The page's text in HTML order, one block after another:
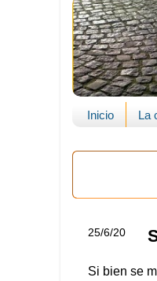
Inicio La
25/6/20
Si bien se